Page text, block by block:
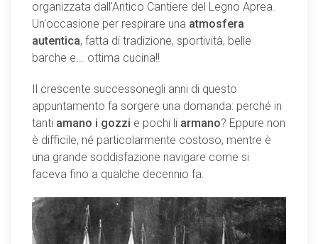
organizzata dall'Antico Cantiere del Legno Aprea.
Un'occasione per respirare una atmosfera
autentica, fatta di tradizione, sportività, belle
barche e... ottima cucina!!
Il crescente successonegli anni di questo
appuntamento fa sorgere una domanda: perché in
tanti amano i gozzi e pochi li armano? Eppure non
è difficile, né particolarmente costoso, mentre è
una grande soddisfazione navigare come si
faceva fino a qualche decennio fa.